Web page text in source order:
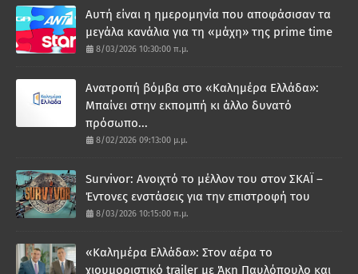
Αυτή είναι η ημερομηνία που αποφάσισαν τα
μεγάλα κανάλια για τη «μάχη» της prime time
8/03/2026 10:30:00 π.μ.
Ανατροπή βόμβα στο «Καλημέρα Ελλάδα»:
Μπαίνει στην εκπομπή κι άλλο δυνατό
πρόσωπο...
8/02/2026 09:13:00 μ.μ.
Survivor: Ανοιχτό το μέλλον του στον ΣΚΑΪ –
Έντονες ενστάσεις για την επιστροφή του
8/03/2026 10:15:00 π.μ.
«Καλημέρα Ελλάδα»: Στον αέρα το
χιουμοριστικό trailer με Άκη Παυλόπουλο και